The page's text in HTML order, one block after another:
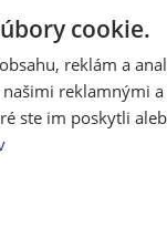
cookie.
reklám a
reklamnými
ste im poskytli